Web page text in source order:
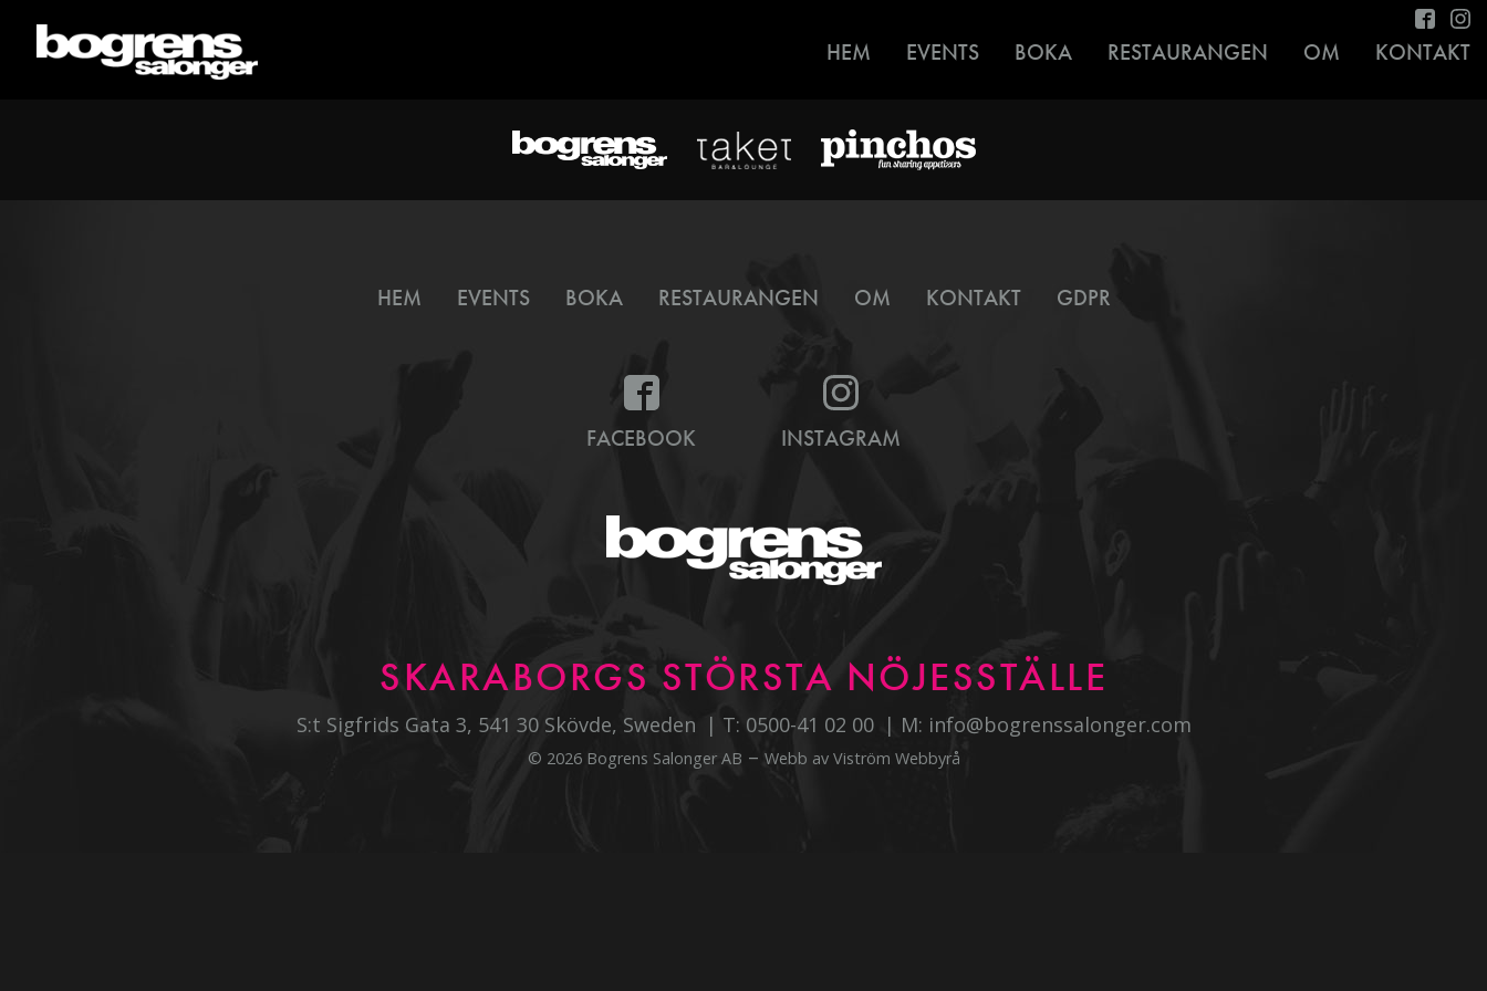
HEM EVENTS BOKA RESTAURANGEN OM KONTAKT
HEM EVENTS BOKA RESTAURANGEN OM KONTAKT GDPR
FACEBOOK INSTAGRAM
SKARABORGS STÖRSTA NÖJESSTÄLLE
S:t Sigfrids Gata 3, 541 30 Skövde, Sweden T: 0500-41 02 00 M: info@bogrenssalonger.com
© 2026 Bogrens Salonger AB – Webb av Viström Webbyrå